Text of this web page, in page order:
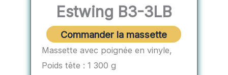
Estwing B3-3LB
Commander la massette
Massette avec poignée en vinyle,
Poids tête : 1 300 g